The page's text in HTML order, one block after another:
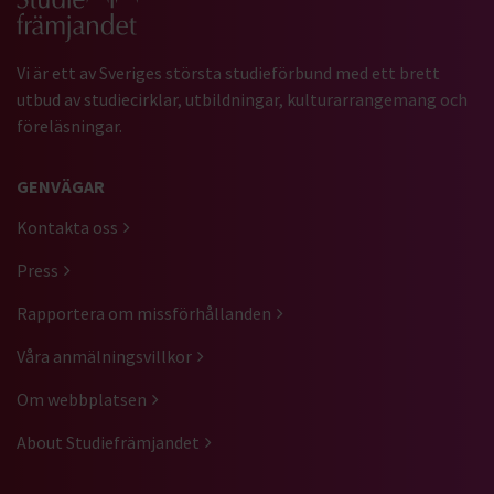
Vi är ett av Sveriges största studieförbund med ett brett
utbud av studiecirklar, utbildningar, kulturarrangemang och
föreläsningar.
GENVÄGAR
Kontakta oss
Press
Rapportera om missförhållanden
Våra anmälningsvillkor
Om webbplatsen
About Studiefrämjandet